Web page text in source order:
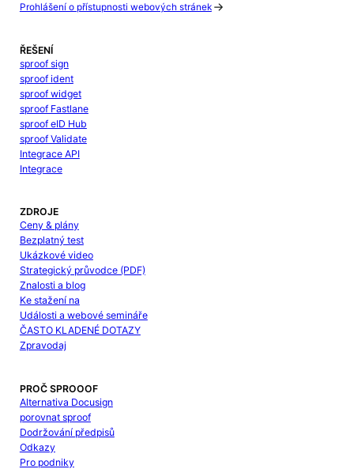
Prohlášení o přístupnosti webových stránek
ŘEŠENÍ
sproof sign
sproof ident
sproof widget
sproof Fastlane
sproof eID Hub
sproof Validate
Integrace API
Integrace
ZDROJE
Ceny & plány
Bezplatný test
Ukázkové video
Strategický průvodce (PDF)
Znalosti a blog
Ke stažení na
Události a webové semináře
ČASTO KLADENÉ DOTAZY
Zpravodaj
PROČ SPROOOF
Alternativa Docusign
porovnat sproof
Dodržování předpisů
Odkazy
Pro podniky